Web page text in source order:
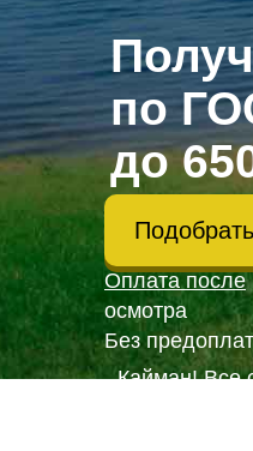
по
до
Оплата после
осмотра
Без
- Кайман! Все